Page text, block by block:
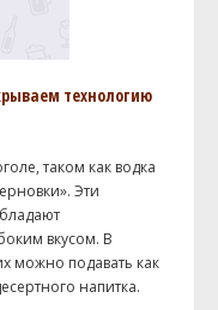
технологию
таком как водка
Эти
вкусом. В
можно подавать как
напитка.